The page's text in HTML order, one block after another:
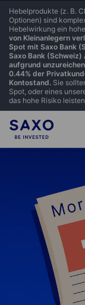
Hebelprodukte (z. B.
Optionen) sind
Hebelwirkung ein
von Kleinanlegern
Spot mit Saxo Bank
Saxo Bank
aufgrund
0.44% der
Kontostand. Sie
Spot, oder eines
das hohe Risiko